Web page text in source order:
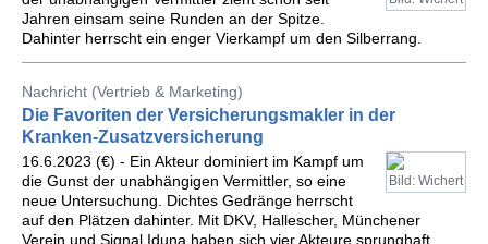
Jahren einsam seine Runden an der Spitze.
Dahinter herrscht ein enger Vierkampf um den Silberrang.
Nachricht (Vertrieb & Marketing)
Die Favoriten der Versicherungsmakler in der
Kranken-Zusatzversicherung
Bild: Wichert
16.6.2023 (€) - Ein Akteur dominiert im Kampf um
die Gunst der unabhängigen Vermittler, so eine
neue Untersuchung. Dichtes Gedränge herrscht
auf den Plätzen dahinter. Mit DKV, Hallescher, Münchener
Verein und Signal Iduna haben sich vier Akteure sprunghaft